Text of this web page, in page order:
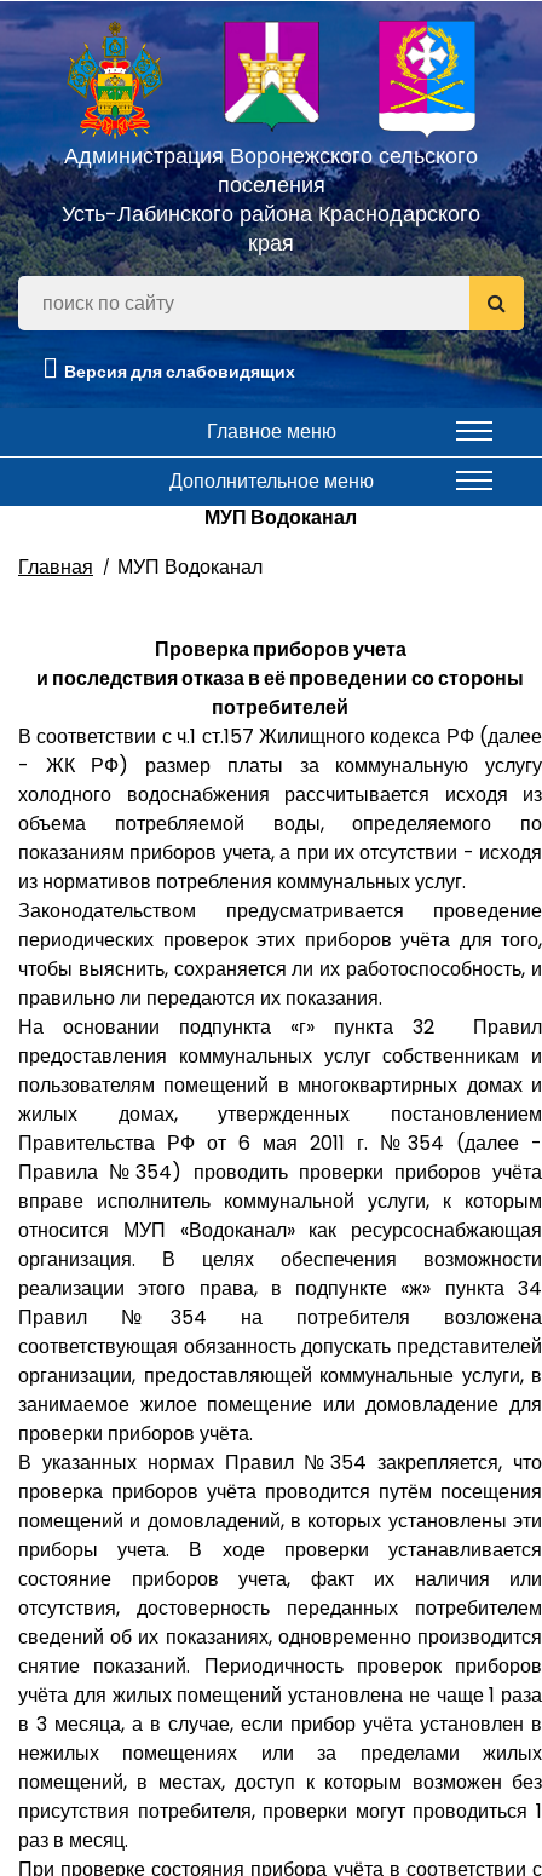
Администрация Воронежского сельского
поселения
Усть-Лабинского района Краснодарского
края
Версия для слабовидящих
Главное меню
Дополнительное меню
МУП Водоканал
Главная
МУП Водоканал
Проверка приборов учета
и последствия отказа в её проведении со стороны
потребителей
В соответствии с ч.1 ст.157 Жилищного кодекса РФ (далее
- ЖК РФ) размер платы за коммунальную услугу
холодного водоснабжения рассчитывается исходя из
объема потребляемой воды, определяемого по
показаниям приборов учета, а при их отсутствии - исходя
из нормативов потребления коммунальных услуг.
Законодательством предусматривается проведение
периодических проверок этих приборов учёта для того,
чтобы выяснить, сохраняется ли их работоспособность, и
правильно ли передаются их показания.
На основании подпункта «г» пункта 32 Правил
предоставления коммунальных услуг собственникам и
пользователям помещений в многоквартирных домах и
жилых домах, утвержденных постановлением
Правительства РФ от 6 мая 2011 г. №354 (далее -
Правила №354) проводить проверки приборов учёта
вправе исполнитель коммунальной услуги, к которым
относится МУП «Водоканал» как ресурсоснабжающая
организация. В целях обеспечения возможности
реализации этого права, в подпункте «ж» пункта 34
Правил №354 на потребителя возложена
соответствующая обязанность допускать представителей
организации, предоставляющей коммунальные услуги, в
занимаемое жилое помещение или домовладение для
проверки приборов учёта.
В указанных нормах Правил №354 закрепляется, что
проверка приборов учёта проводится путём посещения
помещений и домовладений, в которых установлены эти
приборы учета. В ходе проверки устанавливается
состояние приборов учета, факт их наличия или
отсутствия, достоверность переданных потребителем
сведений об их показаниях, одновременно производится
снятие показаний. Периодичность проверок приборов
учёта для жилых помещений установлена не чаще 1 раза
в 3 месяца, а в случае, если прибор учёта установлен в
нежилых помещениях или за пределами жилых
помещений, в местах, доступ к которым возможен без
присутствия потребителя, проверки могут проводиться 1
раз в месяц.
При проверке состояния прибора учёта в соответствии с